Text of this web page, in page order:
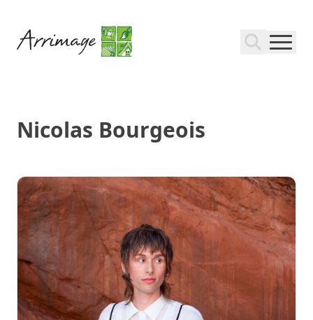
Nicolas Bourgeois